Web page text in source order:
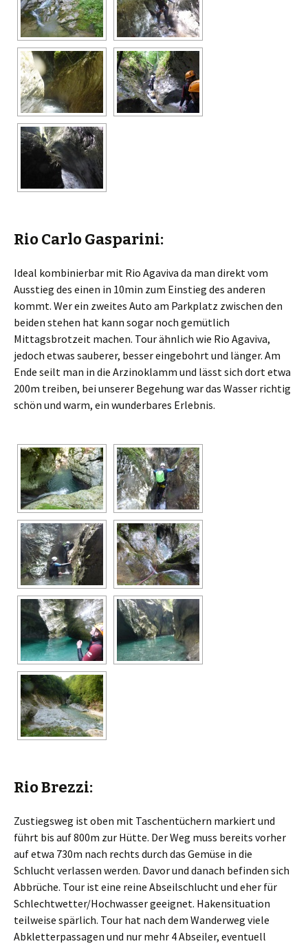
Rio Carlo Gasparini:
Ideal kombinierbar mit Rio Agaviva da man direkt vom
Ausstieg des einen in 10min zum Einstieg des anderen
kommt. Wer ein zweites Auto am Parkplatz zwischen den
beiden stehen hat kann sogar noch gemütlich
Mittagsbrotzeit machen. Tour ähnlich wie Rio Agaviva,
jedoch etwas sauberer, besser eingebohrt und länger. Am
Ende seilt man in die Arzinoklamm und lässt sich dort etwa
200m treiben, bei unserer Begehung war das Wasser richtig
schön und warm, ein wunderbares Erlebnis.
Rio Brezzi:
Zustiegsweg ist oben mit Taschentüchern markiert und
führt bis auf 800m zur Hütte. Der Weg muss bereits vorher
auf etwa 730m nach rechts durch das Gemüse in die
Schlucht verlassen werden. Davor und danach befinden sich
Abbrüche. Tour ist eine reine Abseilschlucht und eher für
Schlechtwetter/Hochwasser geeignet. Hakensituation
teilweise spärlich. Tour hat nach dem Wanderweg viele
Abkletterpassagen und nur mehr 4 Abseiler, eventuell